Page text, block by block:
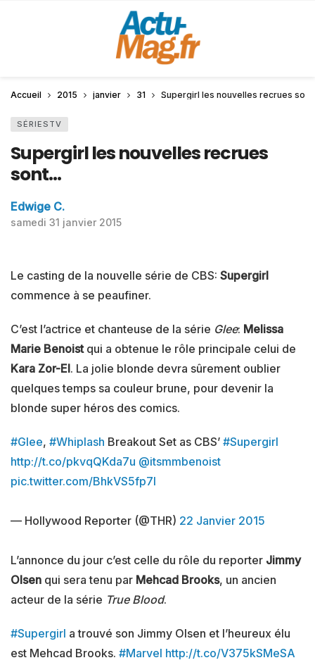
Accueil 2015 janvier 31 Supergirl les nouvelles recrues
SÉRIESTV
Supergirl les nouvelles recrues
sont…
Edwige C.
samedi 31 janvier 2015
Le casting de la nouvelle série de CBS: Supergirl
commence à se peaufiner.
C’est l’actrice et chanteuse de la série Glee: Melissa
Marie Benoistqui a obtenue le rôle principale celui de
Kara Zor-El. La jolie blonde devra sûrement oublier
quelques temps sa couleur brune, pour devenir la
blonde super héros des comics.
#Glee, #Whiplash Breakout Set as CBS’ #Supergirl
http://t.co/pkvqQKda7u @itsmmbenoist
pic.twitter.com/BhkVS5fp7I
— Hollywood Reporter (@THR) 22 Janvier 2015
L’annonce du jour c’est celle du rôle du reporter Jimmy
Olsen qui sera tenu par Mehcad Brooks, un ancien
acteur de la série True Blood.
#Supergirl a trouvé son Jimmy Olsen et l’heureux élu
est Mehcad Brooks. #Marvel http://t.co/V375kSMeSA